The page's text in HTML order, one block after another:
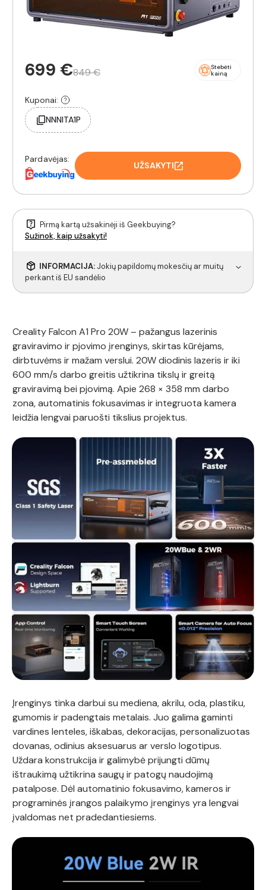
699 €849 €
Stebėti
kainą
Kuponai:
NNNITA1P
Pardavėjas:
UŽSAKYTI
Pirmą kartą užsakinėji iš Geekbuying?
Sužinok, kaip užsakyti!
INFORMACIJA: Jokių papildomų mokesčių ar muitų
perkant iš EU sandėlio
Creality Falcon A1 Pro 20W – pažangus lazerinis
graviravimo ir pjovimo įrenginys, skirtas kūrėjams,
dirbtuvėms ir mažam verslui. 20W diodinis lazeris ir iki
600 mm/s darbo greitis užtikrina tikslų ir greitą
graviravimą bei pjovimą. Apie 268 × 358 mm darbo
zona, automatinis fokusavimas ir integruota kamera
leidžia lengvai paruošti tikslius projektus.
Įrenginys tinka darbui su mediena, akrilu, oda, plastiku,
gumomis ir padengtais metalais. Juo galima gaminti
vardines lenteles, iškabas, dekoracijas, personalizuotas
dovanas, odinius aksesuarus ar verslo logotipus.
Uždara konstrukcija ir galimybė prijungti dūmų
ištraukimą užtikrina saugų ir patogų naudojimą
patalpose. Dėl automatinio fokusavimo, kameros ir
programinės įrangos palaikymo įrenginys yra lengvai
įvaldomas net pradedantiesiems.